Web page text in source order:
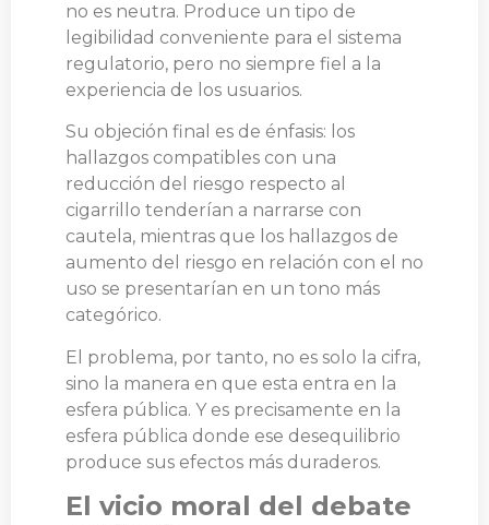
no es neutra. Produce un tipo de
legibilidad conveniente para el sistema
regulatorio, pero no siempre fiel a la
experiencia de los usuarios.
Su objeción final es de énfasis: los
hallazgos compatibles con una
reducción del riesgo respecto al
cigarrillo tenderían a narrarse con
cautela, mientras que los hallazgos de
aumento del riesgo en relación con el no
uso se presentarían en un tono más
categórico.
El problema, por tanto, no es solo la cifra,
sino la manera en que esta entra en la
esfera pública. Y es precisamente en la
esfera pública donde ese desequilibrio
produce sus efectos más duraderos.
El vicio moral del debate